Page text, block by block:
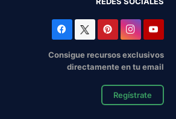
Consigue recursos exclusivos
directamente en tu email
Regístrate